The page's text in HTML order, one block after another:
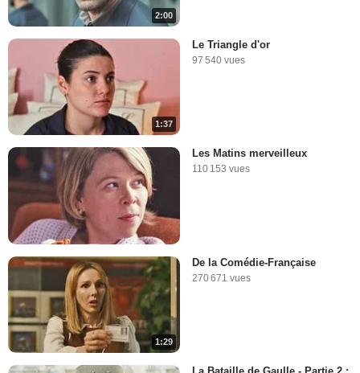
2:00
1:37
Le Triangle d'or
97 540 vues
Les Matins merveilleux
110 153 vues
1:29
De la Comédie-Française
270 671 vues